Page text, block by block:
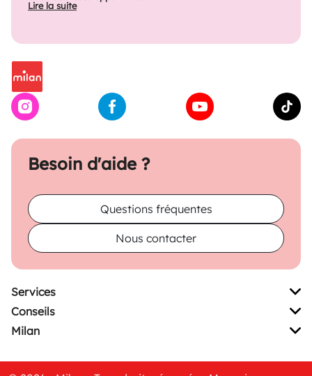
Besoin d'aide ?
Questions fréquentes
Nous contacter
Lire la suite
Services
Conseils
Milan